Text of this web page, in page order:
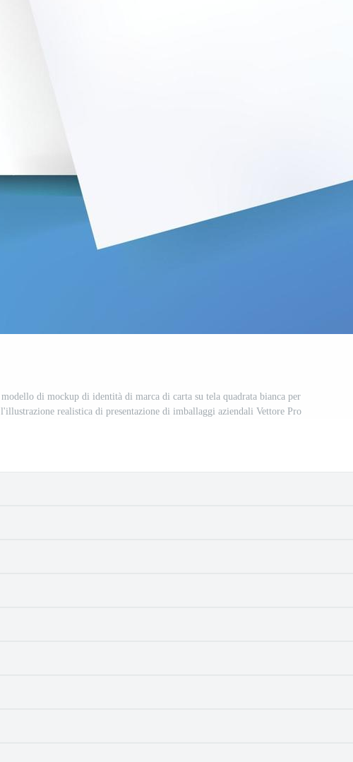
modello di mockup di identità di marca di carta su tela quadrata bianca per
l'illustrazione realistica di presentazione di imballaggi aziendali Vettore Pro